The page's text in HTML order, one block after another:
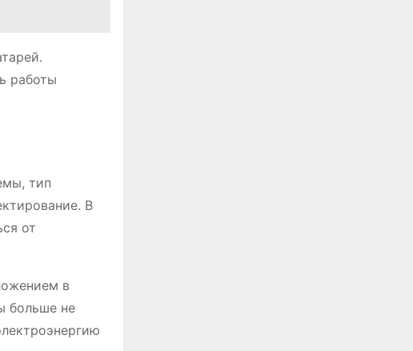
работы
тип
В
от
в
больше не